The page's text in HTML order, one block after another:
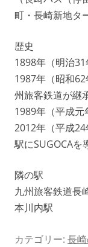
町・長崎新地タ
歴史
1898年（明治31
1987年（昭和
州旅客鉄道が継承
1989年（平成元
2012年（平成
駅にSUGOCAを
隣の駅
九州旅客鉄道長
本川内駅
カテゴリー: 長